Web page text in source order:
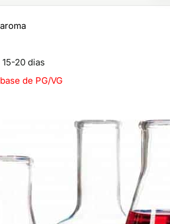
20 dias
de PG/VG